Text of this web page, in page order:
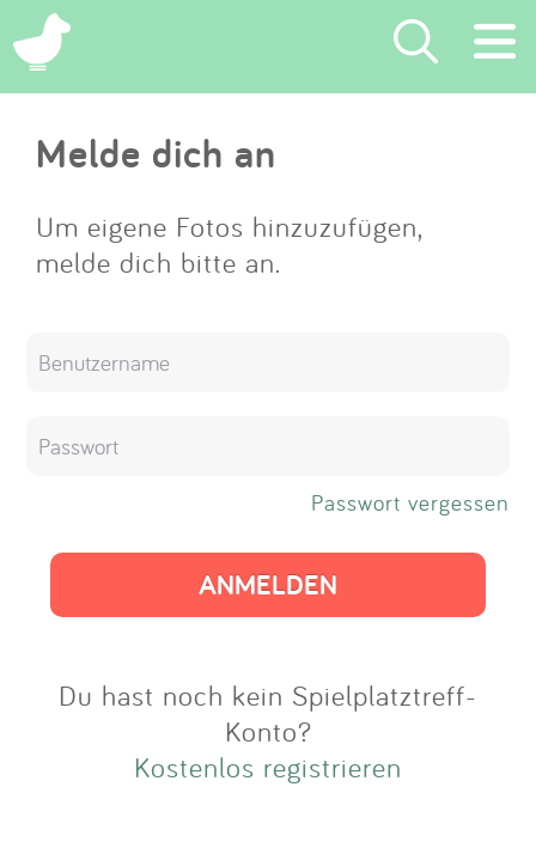
×
Suchen
Eintragen
App
Melde dich an
Um eigene Fotos hinzuzufügen,
melde dich bitte an.
Passwort vergessen
Du hast noch kein Spielplatztreff-
Konto?
Kostenlos registrieren